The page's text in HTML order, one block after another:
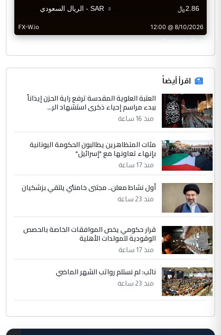
CurrencyRate
اقرأ أيضاً
العتبة العلوية المقدسة ترفع راية الحزن إيذاناً
ببدء مراسم إحياء ذكرى استشهاد الر...
منذ 16 ساعة
مئات المتظاهرين يطالبون الحكومة اليونانية
بإنهاء تعاونها مع "إسرائيل"
منذ 17 ساعة
أول نشاط معلن.. مجتبى خامنئي يلتقي بزشكيان
منذ 23 ساعة
قرار حكومي يخص الموافقات الخاصة بالحصص
الوقودية للمولدات الأهلية
منذ 17 ساعة
نائب: لم نستلم رواتب الشهر الماضي
منذ 23 ساعة